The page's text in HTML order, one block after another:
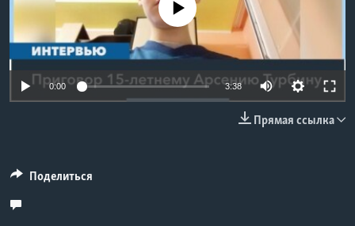
Learning English
No media source currently available
0:00 3:38
Прямая ссылка
Поделиться